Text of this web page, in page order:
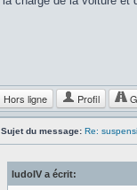
Hors ligne Profil
Sujet du message: Re:
ludoIV a écrit: